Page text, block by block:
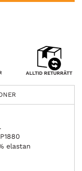
ALLTID RETURRÄTT
elastan